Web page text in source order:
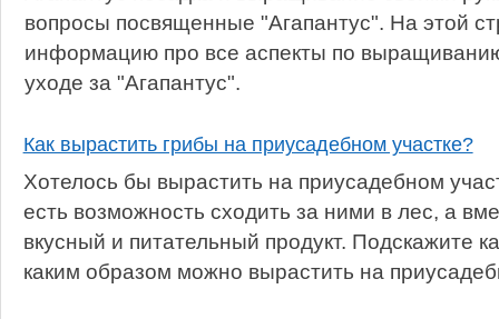
вопросы посвященные "Агапантус". На этой
информацию про все аспекты по
уходе за "Агапантус".
Как вырастить грибы на приусадебном участке?
Хотелось бы вырастить на приусадебном
есть возможность сходить за ними в лес, а
вкусный и питательный продукт. Подскажите
каким образом можно вырастить на